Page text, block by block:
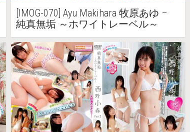
[IMOG-070] Ayu Makihara 牧原あゆ –
純真無垢 ～ホワイトレーベル～